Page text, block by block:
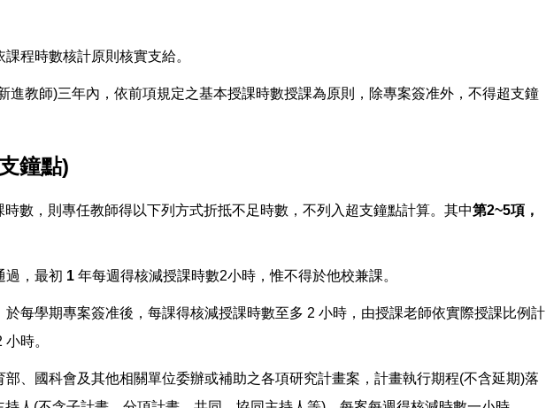
程時數核計原則核實支給。
進教師)三年內，依前項規定之基本授課時數授課為原則，除專案簽准外，不得超支鐘
鐘點)
數，則專任教師得以下列方式折抵不足時數，不列入超支鐘點計算。其中第2~5項，
過，最初 1 年每週得核減授課時數2小時，惟不得於他校兼課。
每學期專案簽准後，每課得核減授課時數至多 2 小時，由授課老師依實際授課比例計
時。
、國科會及其他相關單位委辦或補助之各項研究計畫案，計畫執行期程(不含延期)落